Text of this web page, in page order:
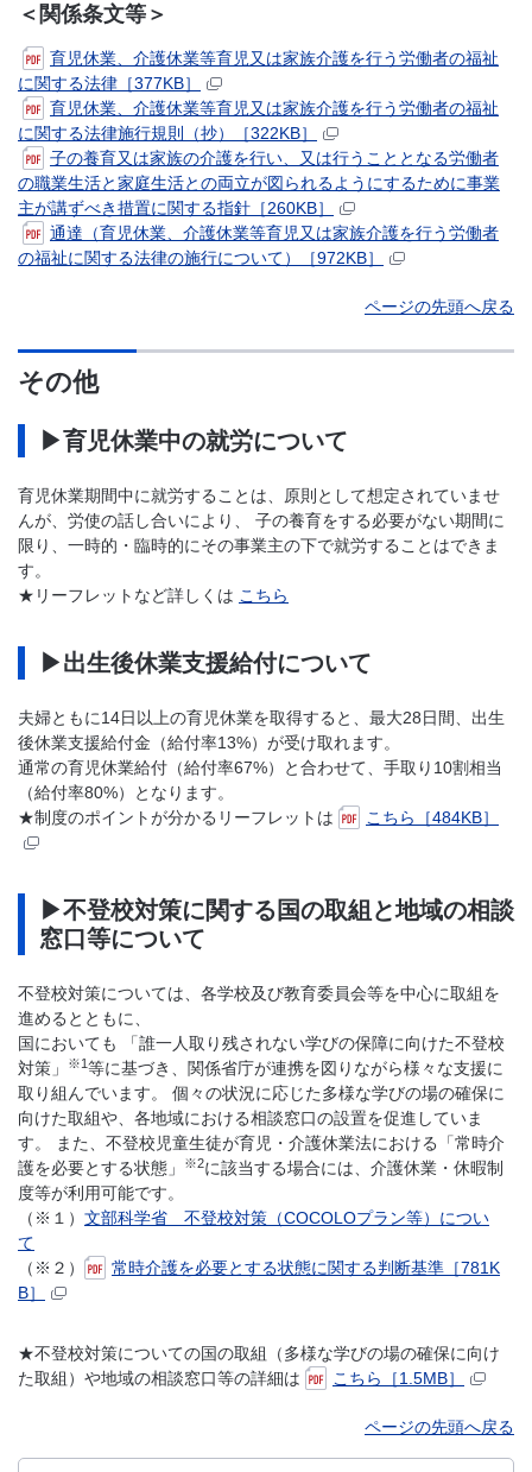
＜関係条文等＞
育児休業、介護休業等育児又は家族介護を行う労働者の福祉
に関する法律［377KB］
育児休業、介護休業等育児又は家族介護を行う労働者の福祉
に関する法律施行規則（抄）［322KB］
子の養育又は家族の介護を行い、又は行うこととなる労働者
の職業生活と家庭生活との両立が図られるようにするために事業
主が講ずべき措置に関する指針［260KB］
通達（育児休業、介護休業等育児又は家族介護を行う労働者
の福祉に関する法律の施行について）［972KB］
ページの先頭へ戻る
その他
▶育児休業中の就労について
育児休業期間中に就労することは、原則として想定されていませ
んが、労使の話し合いにより、 子の養育をする必要がない期間に
限り、一時的・臨時的にその事業主の下で就労することはできま
す。
★リーフレットなど詳しくは こちら
▶出生後休業支援給付について
夫婦ともに14日以上の育児休業を取得すると、最大28日間、出生
後休業支援給付金（給付率13%）が受け取れます。
通常の育児休業給付（給付率67%）と合わせて、手取り10割相当
（給付率80%）となります。
★制度のポイントが分かるリーフレットは
こちら［484KB］
▶不登校対策に関する国の取組と地域の相談
窓口等について
不登校対策については、各学校及び教育委員会等を中心に取組を
進めるとともに、
国においても 「誰一人取り残されない学びの保障に向けた不登校
対策」
※1等に基づき、関係省庁が連携を図りながら様々な支援に
取り組んでいます。 個々の状況に応じた多様な学びの場の確保に
向けた取組や、各地域における相談窓口の設置を促進していま
す。 また、不登校児童生徒が育児・介護休業法における「常時介
護を必要とする状態」
※2に該当する場合には、介護休業・休暇制
度等が利用可能です。
（※１） 文部科学省 不登校対策（COCOLOプラン等）につい
て
（※２）
常時介護を必要とする状態に関する判断基準［781K
B］
★不登校対策についての国の取組（多様な学びの場の確保に向け
た取組）や地域の相談窓口等の詳細は
こちら［1.5MB］
ページの先頭へ戻る